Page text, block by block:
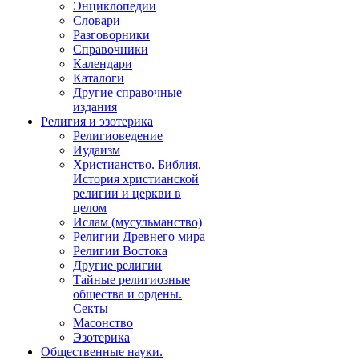
Энциклопедии
Словари
Разговорники
Справочники
Календари
Каталоги
Другие справочные
издания
Религия и эзотерика
Религиоведение
Иудаизм
Христианство. Библия.
История христианской
религии и церкви в
целом
Ислам (мусульманство)
Религии Древнего мира
Религии Востока
Другие религии
Тайные религиозные
общества и ордены.
Секты
Масонство
Эзотерика
Общественные науки.